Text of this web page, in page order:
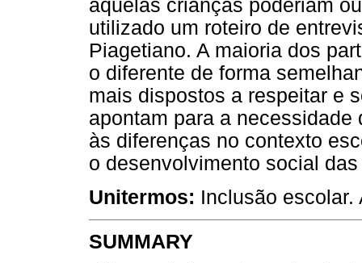
aquelas crianças poderiam
utilizado um roteiro de
Piagetiano. A maioria dos
o diferente de forma
mais dispostos a respeitar e
apontam para a
às diferenças no contexto
o desenvolvimento social
Unitermos: Inclusão escolar.
SUMMARY